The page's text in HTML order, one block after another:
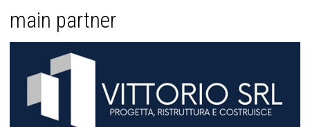
main partner